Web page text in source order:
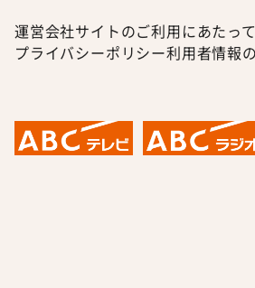
運営会社サイトのご利用にあたって
プライバシーポリシー利用者情報